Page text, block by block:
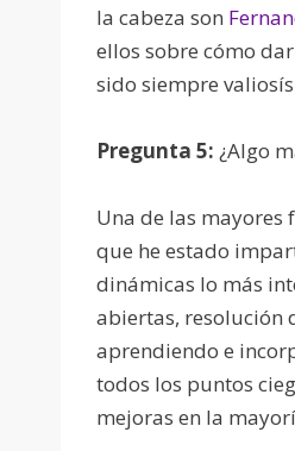
la cabeza son
ellos sobre cómo
sido siempre
Pregunta 5: ¿Algo
Una de las mayores
que he estado
dinámicas lo más
abiertas, resolución
aprendiendo e
todos los puntos
mejoras en la